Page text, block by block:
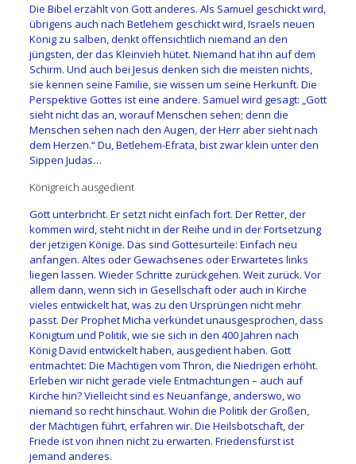
Die Bibel erzählt von Gott anderes. Als Samuel geschickt wird,
übrigens auch nach Betlehem geschickt wird, Israels neuen
König zu salben, denkt offensichtlich niemand an den
jüngsten, der das Kleinvieh hütet. Niemand hat ihn auf dem
Schirm. Und auch bei Jesus denken sich die meisten nichts,
sie kennen seine Familie, sie wissen um seine Herkunft. Die
Perspektive Gottes ist eine andere. Samuel wird gesagt: „Gott
sieht nicht das an, worauf Menschen sehen; denn die
Menschen sehen nach den Augen, der Herr aber sieht nach
dem Herzen.“ Du, Betlehem-Efrata, bist zwar klein unter den
Sippen Judas…
Königreich ausgedient
Gott unterbricht. Er setzt nicht einfach fort. Der Retter, der
kommen wird, steht nicht in der Reihe und in der Fortsetzung
der jetzigen Könige. Das sind Gottesurteile: Einfach neu
anfangen. Altes oder Gewachsenes oder Erwartetes links
liegen lassen. Wieder Schritte zurückgehen. Weit zurück. Vor
allem dann, wenn sich in Gesellschaft oder auch in Kirche
vieles entwickelt hat, was zu den Ursprüngen nicht mehr
passt. Der Prophet Micha verkündet unausgesprochen, dass
Königtum und Politik, wie sie sich in den 400 Jahren nach
König David entwickelt haben, ausgedient haben. Gott
entmachtet: Die Mächtigen vom Thron, die Niedrigen erhöht.
Erleben wir nicht gerade viele Entmachtungen – auch auf
Kirche hin? Vielleicht sind es Neuanfänge, anderswo, wo
niemand so recht hinschaut. Wohin die Politik der Großen,
der Mächtigen führt, erfahren wir. Die Heilsbotschaft, der
Friede ist von ihnen nicht zu erwarten. Friedensfürst ist
jemand anderes.